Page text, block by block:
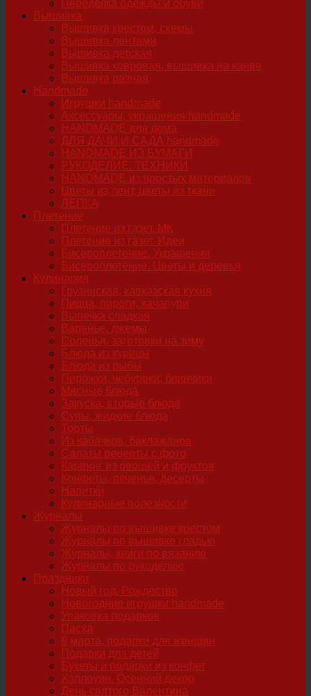
Переделка одежды и обуви
Вышивка
Вышивка крестом, схемы
Вышивка лентами
Вышивка детская
Вышивка ковровая, вышивка на канве
Вышивка разная
Handmade
Игрушки handmade
Аксессуары, украшения handmade
HANDMADE для дома
ДЛЯ ДАЧИ И САДА handmade
HANDMADE ИЗ БУМАГИ
РУКОДЕЛИЕ. ТЕХНИКИ
HANDMADE из простых материалов
Цветы из лент, цветы из ткани
ЛЕПКА
Плетение
Плетение из газет. МК
Плетение из газет. Идеи
Бисероплетение. Украшения
Бисероплетение. Цветы и деревья
Кулинария
Грузинская, кавказская кухня
Пицца, пироги, хачапури
Выпечка сладкая
Варенье, джемы
Соленья, заготовки на зиму
Блюда из курицы
Блюда из рыбы
Пирожки, чебуреки, блинчики
Мясные блюда
Закуска, вторые блюда
Супы, жидкие блюда
Торты
Из кабачков, баклажанов
Салаты рецепты с фото
Карвинг из овощей и фруктов
Конфеты, печенье, десерты
Напитки
Кулинарные полезности
Журналы
Журналы по вышивке крестом
Журналы по вышивке гладью
Журналы, книги по вязанию
Журналы по рукоделию
Праздники
Новый год, Рождество
Новогодние игрушки handmade
Упаковка подарков
Пасха
8 марта, подарки для женщин
Подарки для детей
Букеты и подарки из конфет
Хэллоуин. Осенний декор
День святого Валентина